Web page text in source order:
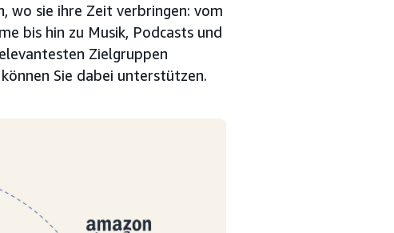
wo sie ihre Zeit verbringen: vom
bis hin zu Musik, Podcasts und
Zielgruppen
Sie dabei unterstützen.